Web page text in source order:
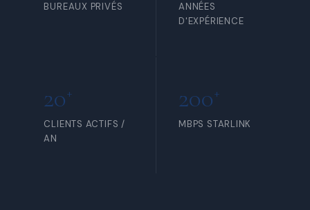
BUREAUX PRIVÉS
ANNÉES
D'EXPÉRIENCE
20+
CLIENTS ACTIFS /
AN
200+
MBPS STARLINK